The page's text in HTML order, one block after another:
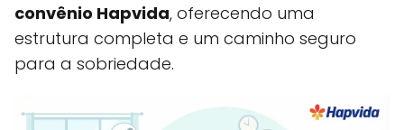
convênio Hapvida, oferecendo uma
estrutura completa e um caminho seguro
para a sobriedade.